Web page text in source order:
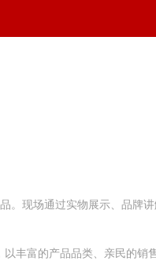
。现场通过实物展示、品牌讲
丰富的产品品类、亲民的销